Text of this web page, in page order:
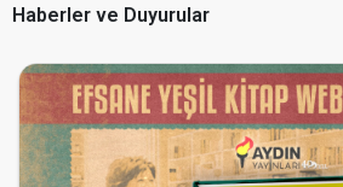
Haberler ve Duyurular